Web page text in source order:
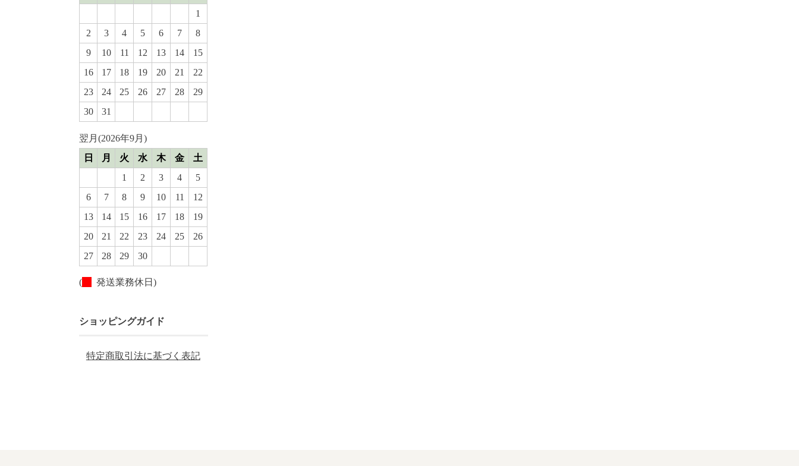
1
2
3 4 5 6 7
8
9
10 11 12 13 14
15
16
17 18 19 20 21
22
23
24 25 26 27 28
29
30
31
翌月(2026年9月)
日
月 火 水 木 金
土
1
2 3 4
5
6
7 8 9 10 11
12
13
14 15 16 17 18
19
20
21 22 23 24 25
26
27
28 29 30
( 発送業務休日)
ショッピングガイド
特定商取引法に基づく表記